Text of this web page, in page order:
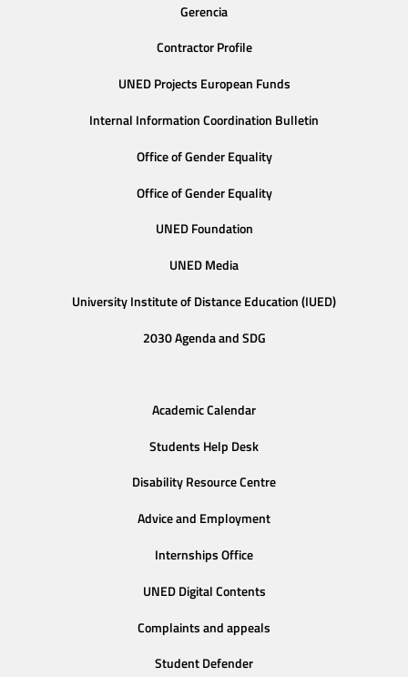
Gerencia
Contractor Profile
UNED Projects European Funds
Internal Information Coordination Bulletin
Office of Gender Equality
Office of Gender Equality
UNED Foundation
UNED Media
University Institute of Distance Education (IUED)
2030 Agenda and SDG
Academic Calendar
Students Help Desk
Disability Resource Centre
Advice and Employment
Internships Office
UNED Digital Contents
Complaints and appeals
Student Defender